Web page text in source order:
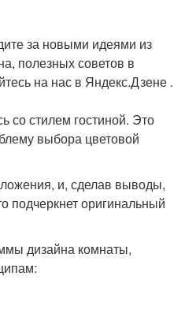
за новыми идеями из
полезных советов в
на нас в Яндекс.Дзене .
со стилем гостиной. Это
выбора цветовой
и, сделав выводы,
подчеркнет оригинальный
дизайна комнаты,